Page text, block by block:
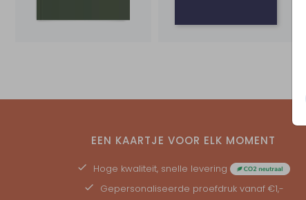
EEN KAARTJE VOOR ELK MOMENT
Hoge kwaliteit, snelle levering
Gepersonaliseerde proefdrukvanaf €1,-